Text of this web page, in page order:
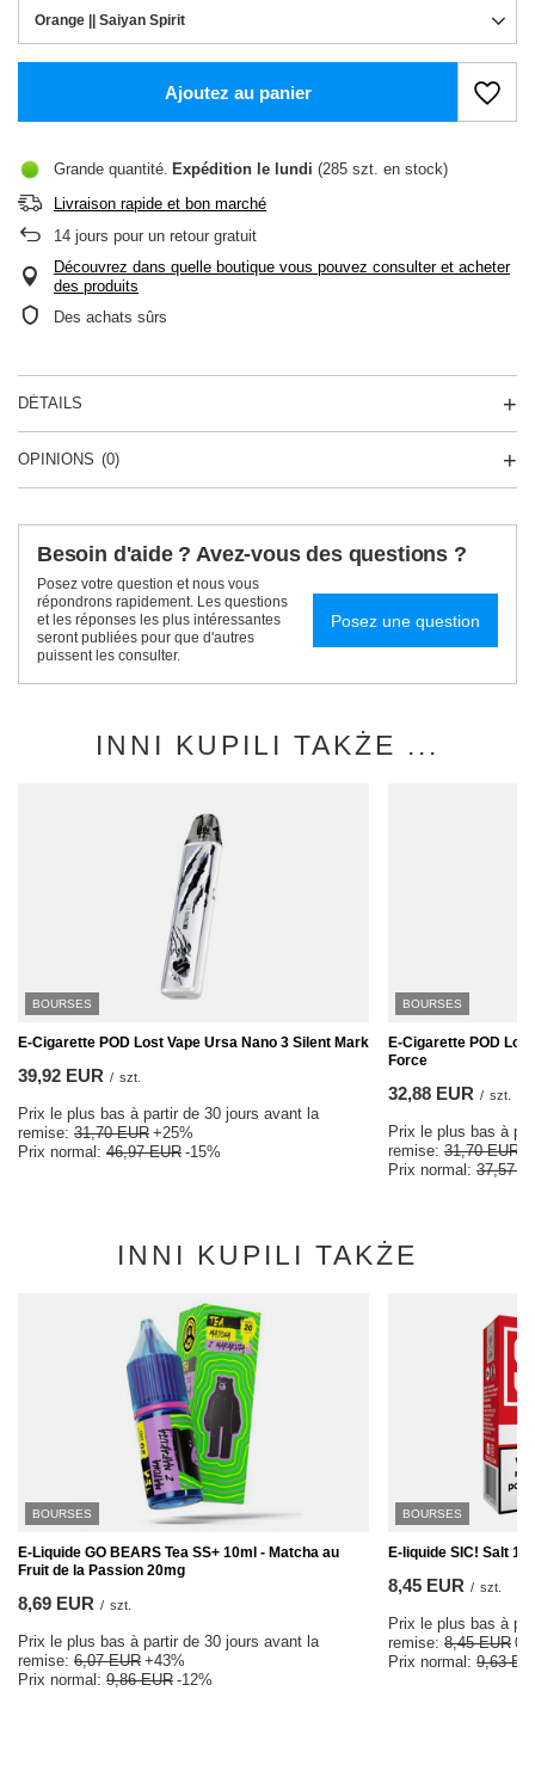
Orange || Saiyan Spirit
Ajoutez au panier
Grande quantité Expédition le lundi (285 szt. en stock)
Livraison rapide et bon marché
14 jours pour un retour gratuit
Découvrez dans quelle boutique vous pouvez consulter et acheter
des produits
Des achats sûrs
DÉTAILS
OPINIONS (0)
Besoin d'aide ? Avez-vous des questions ?
Posez votre question et nous vous
répondrons rapidement. Les questions
et les réponses les plus intéressantes
seront publiées pour que d'autres
puissent les consulter.
Posez une question
INNI KUPILI TAKŻE ...
BOURSES
E-Cigarette POD Lost Vape Ursa Nano 3 Silent Mark
39,92 EUR / szt.
Prix le plus bas à partir de 30 jours avant la
remise: 31,70 EUR +25%
Prix normal: 46,97 EUR -15%
BOURSES
E-Cigarette POD
Force
32,88 EUR / szt.
Prix le plus bas à
remise: 31,70 EUR
Prix normal: 37,57
INNI KUPILI TAKŻE
BOURSES
E-Liquide GO BEARS Tea SS+ 10ml - Matcha au
Fruit de la Passion 20mg
8,69 EUR / szt.
Prix le plus bas à partir de 30 jours avant la
remise: 6,07 EUR +43%
Prix normal: 9,86 EUR -12%
BOURSES
E-liquide SIC! Salt
8,45 EUR / szt.
Prix le plus bas à
remise: 8,45 EUR
Prix normal: 9,63